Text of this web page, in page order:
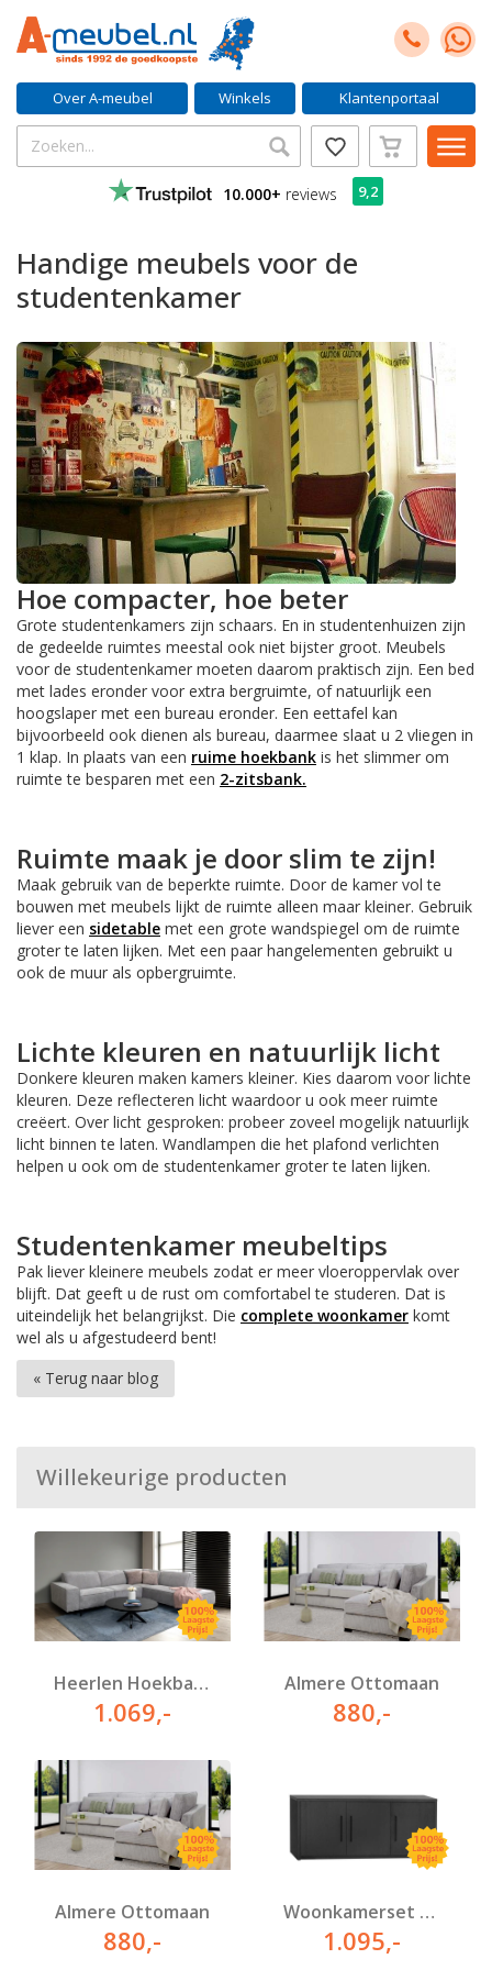
Over A-meubel Winkels Klantenportaal
10.000+ reviews 9,2
Handige meubels voor de
studentenkamer
Hoe compacter, hoe beter
Grote studentenkamers zijn schaars. En in studentenhuizen zijn
de gedeelde ruimtes meestal ook niet bijster groot. Meubels
voor de studentenkamer moeten daarom praktisch zijn. Een bed
met lades eronder voor extra bergruimte, of natuurlijk een
hoogslaper met een bureau eronder. Een eettafel kan
bijvoorbeeld ook dienen als bureau, daarmee slaat u 2 vliegen in
1 klap. In plaats van een ruime hoekbank is het slimmer om
ruimte te besparen met een 2-zitsbank.
Ruimte maak je door slim te zijn!
Maak gebruik van de beperkte ruimte. Door de kamer vol te
bouwen met meubels lijkt de ruimte alleen maar kleiner. Gebruik
liever een sidetable met een grote wandspiegel om de ruimte
groter te laten lijken. Met een paar hangelementen gebruikt u
ook de muur als opbergruimte.
Lichte kleuren en natuurlijk licht
Donkere kleuren maken kamers kleiner. Kies daarom voor lichte
kleuren. Deze reflecteren licht waardoor u ook meer ruimte
creëert. Over licht gesproken: probeer zoveel mogelijk natuurlijk
licht binnen te laten. Wandlampen die het plafond verlichten
helpen u ook om de studentenkamer groter te laten lijken.
Studentenkamer meubeltips
Pak liever kleinere meubels zodat er meer vloeroppervlak over
blijft. Dat geeft u de rust om comfortabel te studeren. Dat is
uiteindelijk het belangrijkst. Die complete woonkamer komt
wel als u afgestudeerd bent!
« Terug naar blog
Willekeurige producten
Heerlen Hoekbank
1.069,-
Almere Ottomaan
880,-
Almere Ottomaan
880,-
Woonkamerset Amsterdam
1.095,-